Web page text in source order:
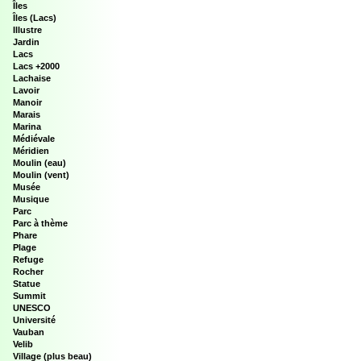
Îles
Îles (Lacs)
Illustre
Jardin
Lacs
Lacs +2000
Lachaise
Lavoir
Manoir
Marais
Marina
Médiévale
Méridien
Moulin (eau)
Moulin (vent)
Musée
Musique
Parc
Parc à thème
Phare
Plage
Refuge
Rocher
Statue
Summit
UNESCO
Université
Vauban
Velib
Village (plus beau)